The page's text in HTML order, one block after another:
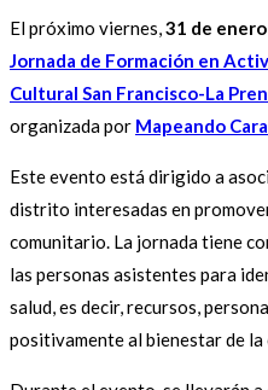
El próximo viernes,31 de
Jornada de Formación en
Cultural San Francisco-La
organizada por Mapeando
Este evento está dirigido a
distrito interesadas en
comunitario. La jornada tiene
las personas asistentes para
salud, es decir, recursos,
positivamente al bienestar de la